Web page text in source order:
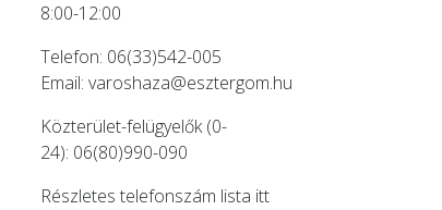
8:00-12:00
Telefon: 06(33)542-005
Email: varoshaza@esztergom.hu
Közterület-felügyelők (0-
24): 06(80)990-090
Részletes telefonszám lista itt